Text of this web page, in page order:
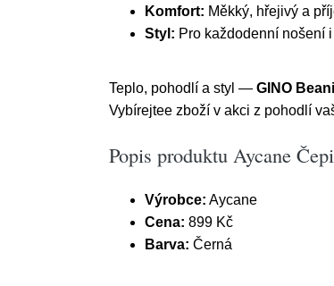
Komfort: Měkký, hřejivý a
Styl: Pro každodenní nošení
Teplo, pohodlí a styl — GINO
Vybírejtee zboží v akci z pohodlí
Popis produktu Aycane
Výrobce: Aycane
Cena: 899 Kč
Barva: Černá